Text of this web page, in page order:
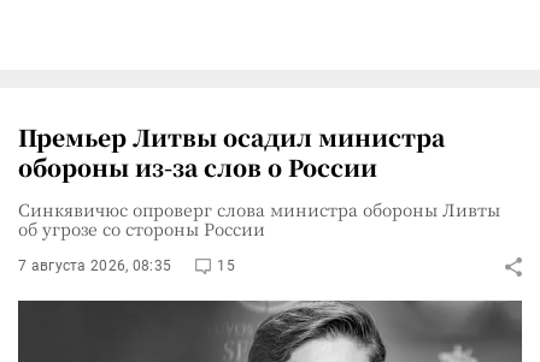
Премьер Литвы осадил министра
обороны из-за слов о России
Синкявичюс опроверг слова министра обороны Ливты
об угрозе со стороны России
7 августа 2026, 08:35 15